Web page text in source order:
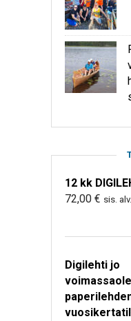
12 kk
72,00 € sis.
Digilehti jo